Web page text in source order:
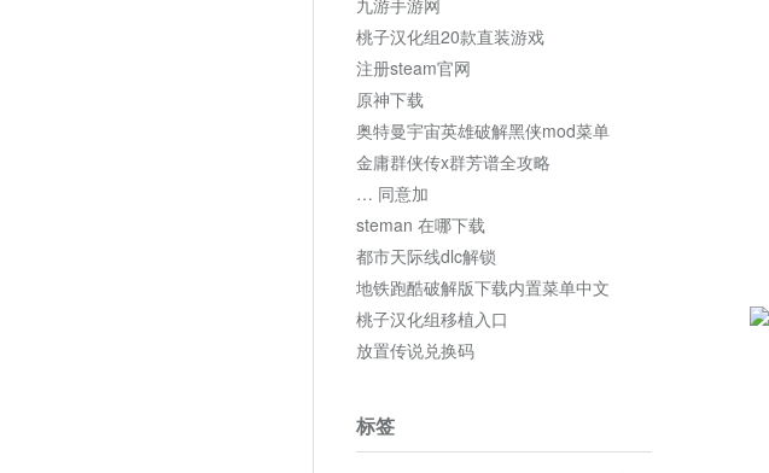
九游手游网
桃子汉化组20款直装游戏
注册steam官网
原神下载
奥特曼宇宙英雄破解黑侠mod菜单
金庸群侠传x群芳谱全攻略
… 同意加
steman 在哪下载
都市天际线dlc解锁
地铁跑酷破解版下载内置菜单中文
桃子汉化组移植入口
放置传说兑换码
标签